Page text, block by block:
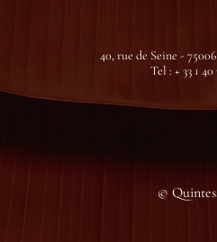
40, rue de Seine -
Tel : + 33 1 40
©